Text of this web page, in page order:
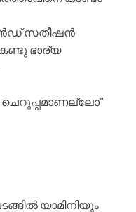
സതീഷൻ
ഭാര്യ
യാമിനിയും